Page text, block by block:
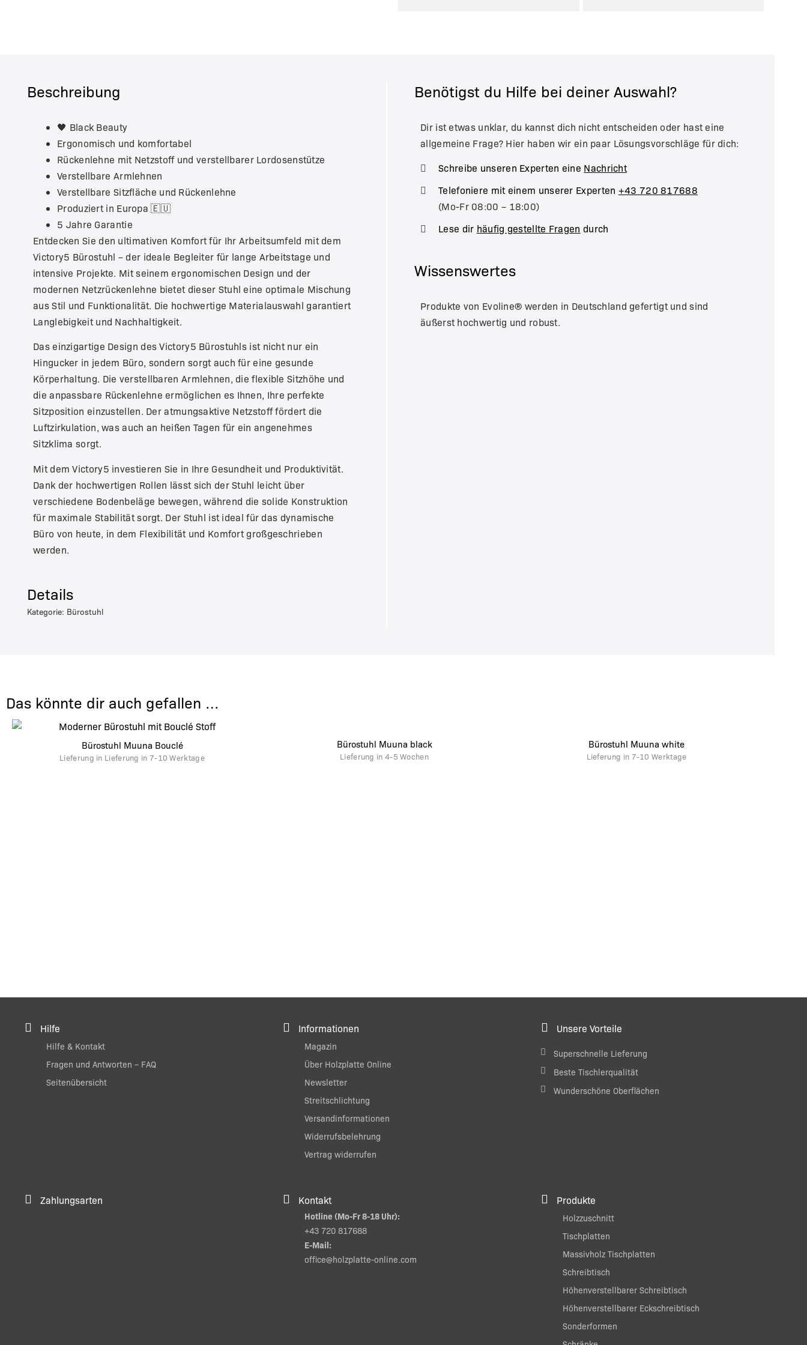
Beschreibung
🖤 Black Beauty
Ergonomisch und komfortabel
Rückenlehne mit Netzstoff und verstellbarer Lordosenstütze
Verstellbare Armlehnen
Verstellbare Sitzfläche und Rückenlehne
Produziert in Europa 🇪🇺
5 Jahre Garantie
Entdecken Sie den ultimativen Komfort für Ihr Arbeitsumfeld mit dem
Victory5 Bürostuhl – der ideale Begleiter für lange Arbeitstage und
intensive Projekte. Mit seinem ergonomischen Design und der
modernen Netzrückenlehne bietet dieser Stuhl eine optimale Mischung
aus Stil und Funktionalität. Die hochwertige Materialauswahl garantiert
Langlebigkeit und Nachhaltigkeit.
Das einzigartige Design des Victory5 Bürostuhls ist nicht nur ein
Hingucker in jedem Büro, sondern sorgt auch für eine gesunde
Körperhaltung. Die verstellbaren Armlehnen, die flexible Sitzhöhe und
die anpassbare Rückenlehne ermöglichen es Ihnen, Ihre perfekte
Sitzposition einzustellen. Der atmungsaktive Netzstoff fördert die
Luftzirkulation, was auch an heißen Tagen für ein angenehmes
Sitzklima sorgt.
Mit dem Victory5 investieren Sie in Ihre Gesundheit und Produktivität.
Dank der hochwertigen Rollen lässt sich der Stuhl leicht über
verschiedene Bodenbeläge bewegen, während die solide Konstruktion
für maximale Stabilität sorgt. Der Stuhl ist ideal für das dynamische
Büro von heute, in dem Flexibilität und Komfort großgeschrieben
werden.
Details
Kategorie: Bürostuhl
Benötigst du Hilfe bei deiner Auswahl?
Dir ist etwas unklar, du kannst dich nicht entscheiden oder hast eine
allgemeine Frage? Hier haben wir ein paar Lösungsvorschläge für dich:
Schreibe unseren Experten eine Nachricht
Telefoniere mit einem unserer Experten +43 720 817688
(Mo-Fr 08:00 – 18:00)
Lese dir häufig gestellte Fragen durch
Wissenswertes
Produkte von Evoline® werden in Deutschland gefertigt und sind
äußerst hochwertig und robust.
Das könnte dir auch gefallen …
Bürostuhl Muuna Bouclé
Lieferung in Lieferung in 7-10 Werktage
Bürostuhl Muuna black
Lieferung in 4-5 Wochen
Bürostuhl Muuna white
Lieferung in 7-10 Werktage
Hilfe
Hilfe & Kontakt
Fragen und Antworten – FAQ
Seitenübersicht
Informationen
Magazin
Über Holzplatte Online
Newsletter
Streitschlichtung
Versandinformationen
Widerrufsbelehrung
Vertrag widerrufen
Unsere Vorteile
Superschnelle Lieferung
Beste Tischlerqualität
Wunderschöne Oberflächen
Zahlungsarten Kontakt
Hotline (Mo-Fr 8-18 Uhr):
+43 720 817688
E-Mail:
office@holzplatte-online.com
Produkte
Holzzuschnitt
Tischplatten
Massivholz Tischplatten
Schreibtisch
Höhenverstellbarer Schreibtisch
Höhenverstellbarer Eckschreibtisch
Sonderformen